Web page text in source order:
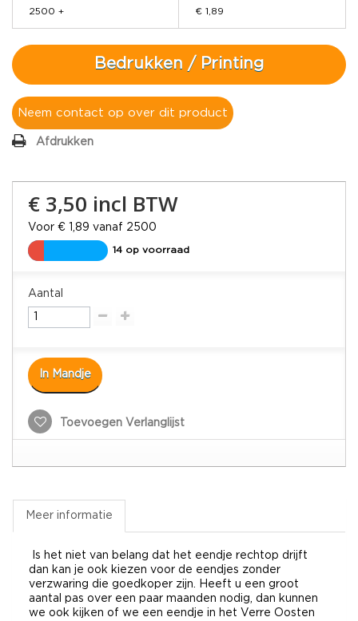
2500 + € 1,89
Bedrukken / Printing
Neem contact op over dit product
Afdrukken
€ 3,50 incl BTW
Voor € 1,89 vanaf 2500
14 op voorraad
Aantal
In Mandje
Toevoegen Verlanglijst
Meer informatie
Is het niet van belang dat het eendje rechtop drijft
dan kan je ook kiezen voor de eendjes zonder
verzwaring die goedkoper zijn. Heeft u een groot
aantal pas over een paar maanden nodig, dan kunnen
we ook kijken of we een eendje in het Verre Oosten